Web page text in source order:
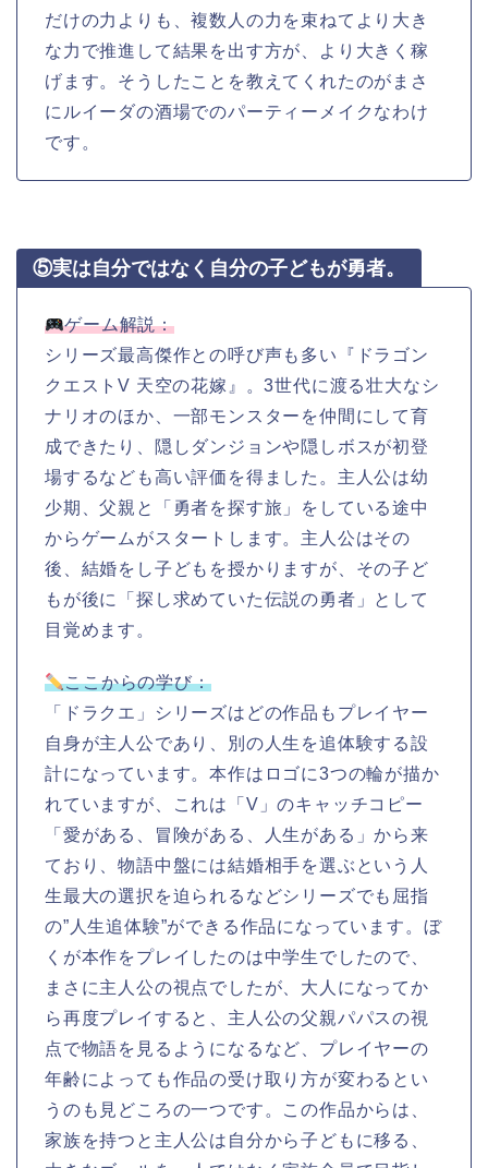
だけの力よりも、複数人の力を束ねてより大き
な力で推進して結果を出す方が、より大きく稼
げます。そうしたことを教えてくれたのがまさ
にルイーダの酒場でのパーティーメイクなわけ
です。
⑤実は自分ではなく自分の子どもが勇者。
ゲーム解説：
シリーズ最高傑作との呼び声も多い『ドラゴン
クエストV 天空の花嫁』。3世代に渡る壮大なシ
ナリオのほか、一部モンスターを仲間にして育
成できたり、隠しダンジョンや隠しボスが初登
場するなども高い評価を得ました。主人公は幼
少期、父親と「勇者を探す旅」をしている途中
からゲームがスタートします。主人公はその
後、結婚をし子どもを授かりますが、その子ど
もが後に「探し求めていた伝説の勇者」として
目覚めます。
ここからの学び：
「ドラクエ」シリーズはどの作品もプレイヤー
自身が主人公であり、別の人生を追体験する設
計になっています。本作はロゴに3つの輪が描か
れていますが、これは「V」のキャッチコピー
「愛がある、冒険がある、人生がある」から来
ており、物語中盤には結婚相手を選ぶという人
生最大の選択を迫られるなどシリーズでも屈指
の”人生追体験”ができる作品になっています。ぼ
くが本作をプレイしたのは中学生でしたので、
まさに主人公の視点でしたが、大人になってか
ら再度プレイすると、主人公の父親パパスの視
点で物語を見るようになるなど、プレイヤーの
年齢によっても作品の受け取り方が変わるとい
うのも見どころの一つです。この作品からは、
家族を持つと主人公は自分から子どもに移る、